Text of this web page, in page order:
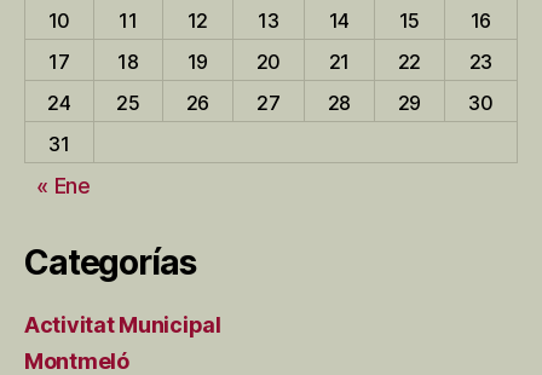
10
11 12 13 14 15
16
17
18 19 20 21 22
23
24
25 26 27 28 29
30
31
« Ene
Categorías
Activitat Municipal
Montmeló